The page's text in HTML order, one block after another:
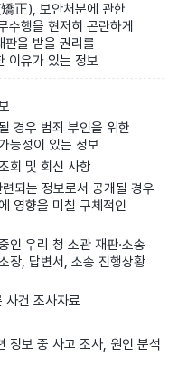
正), 보안처분에 관한
수행을 현저히 곤란하게
판을 받을 권리를
이유가 있는 정보
경우 범죄 부인을 위한
능성이 있는 정보
회 및 회신 사항
되는 정보로서 공개될 경우
영향을 미칠 구체적인
인 우리 청 소관 재판·소송
장, 답변서, 소송 진행상황
사건 조사자료
정보 중 사고 조사, 원인 분석